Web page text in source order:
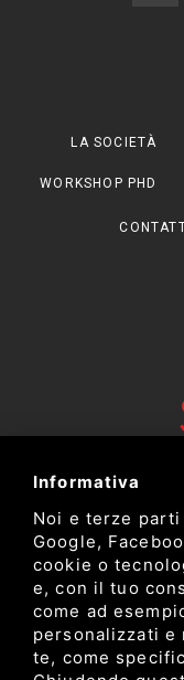
LA SOCIETÀ
WORKSHOP PHD
Dipartimento di
Informativa
Noi e terze
Google,
cookie o
e, con il tuo
come ad
personalizzati
te, come